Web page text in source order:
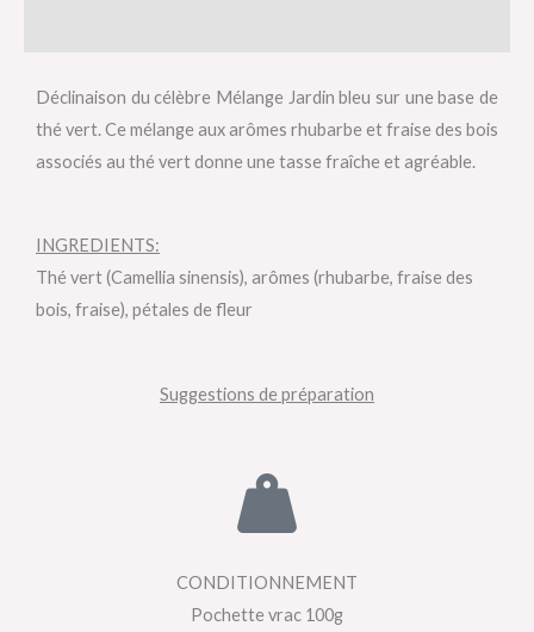
Déclinaison du célèbre Mélange Jardin bleu sur une base de
thé vert. Ce mélange aux arômes rhubarbe et fraise des bois
associés au thé vert donne une tasse fraîche et agréable.
INGREDIENTS:
Thé vert (Camellia sinensis), arômes (rhubarbe, fraise des
bois, fraise), pétales de fleur
Suggestions de préparation
CONDITIONNEMENT
Pochette vrac 100g